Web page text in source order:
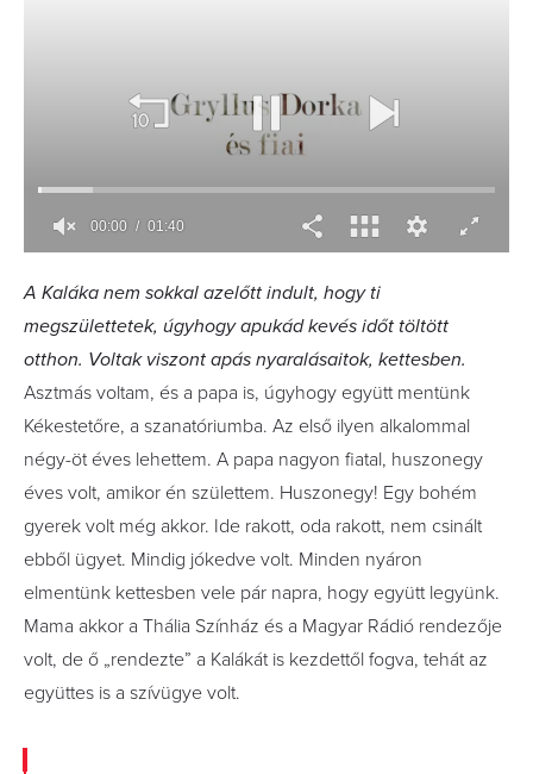
A Kaláka nem sokkal azelőtt indult, hogy ti
megszülettetek, úgyhogy apukád kevés időt töltött
otthon. Voltak viszont apás nyaralásaitok, kettesben.
Asztmás voltam, és a papa is, úgyhogy együtt mentünk
Kékestetőre, a szanatóriumba. Az első ilyen alkalommal
négy-öt éves lehettem. A papa nagyon fiatal, huszonegy
éves volt, amikor én születtem. ­Huszonegy! Egy bohém
gyerek volt még akkor. Ide rakott, oda rakott, nem csinált
ebből ügyet. Mindig jókedve volt. Minden nyáron
elmentünk kettesben vele pár napra, hogy együtt legyünk.
Mama akkor a Thália Színház és a Magyar Rádió rendezője
volt, de ő „rendezte” a Kalákát is kezdettől fogva, tehát az
együttes is a szívügye volt.